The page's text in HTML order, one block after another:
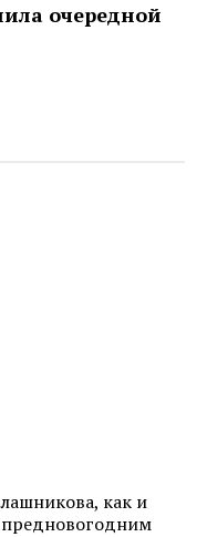
очередной
как и
предновогодним